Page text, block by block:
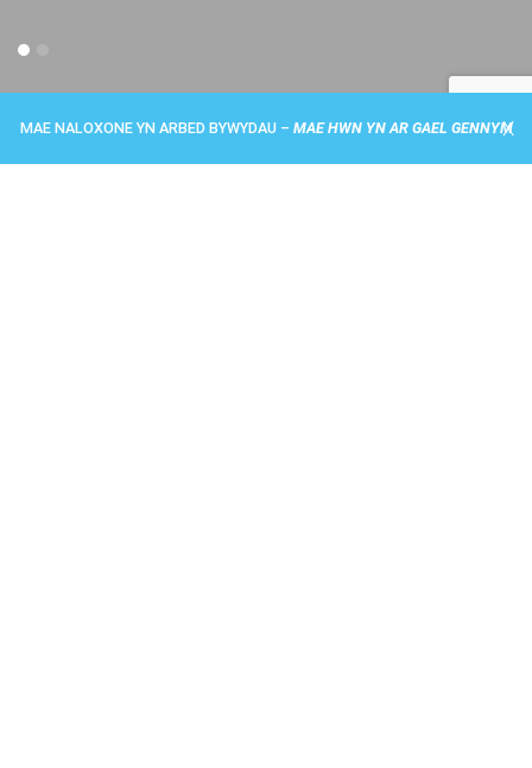
MAE NALOXONE YN ARBED BYWYDAU – MAE HWN YN AR GAEL GENNYM
X